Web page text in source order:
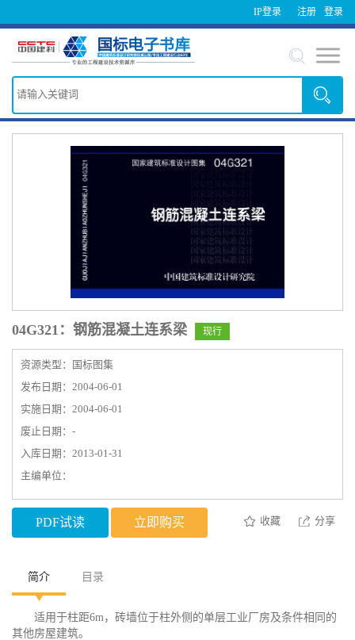
IP登录 登录
注册
04G321：钢筋混凝土连系梁 现行
资源类型：国标图集
发布日期：2004-06-01
实施日期：2004-06-01
废止日期：-
入库日期：2013-01-31
主编单位：
PDF试读 立即购买 收藏 分享
简介 目录
适用于柱距6m，砖墙位于柱外侧的单层工业厂房及条件相同的
其他房屋建筑。